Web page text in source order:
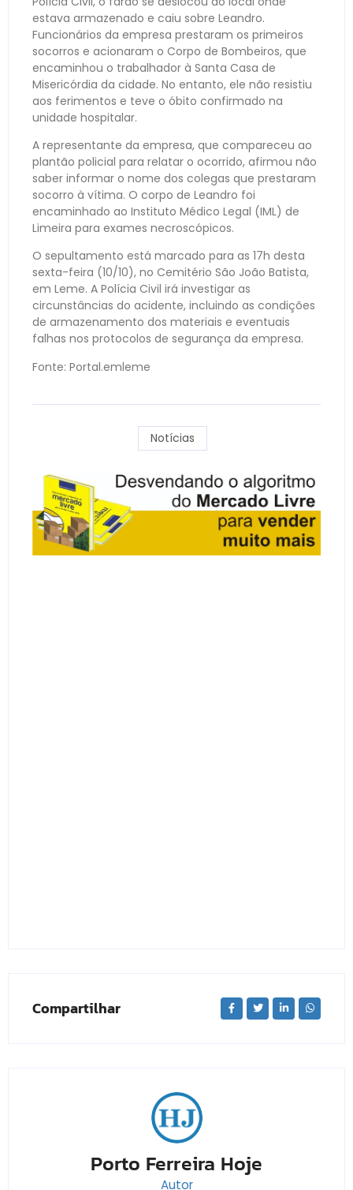
estava armazenado e caiu sobre Leandro.
Funcionários da empresa prestaram os primeiros
socorros e acionaram o Corpo de Bombeiros, que
encaminhou o trabalhador à Santa Casa de
Misericórdia da cidade. No entanto, ele não resistiu
aos ferimentos e teve o óbito confirmado na
unidade hospitalar.
A representante da empresa, que compareceu ao
plantão policial para relatar o ocorrido, afirmou não
saber informar o nome dos colegas que prestaram
socorro à vítima. O corpo de Leandro foi
encaminhado ao Instituto Médico Legal (IML) de
Limeira para exames necroscópicos.
O sepultamento está marcado para as 17h desta
sexta-feira (10/10), no Cemitério São João Batista,
em Leme. A Polícia Civil irá investigar as
circunstâncias do acidente, incluindo as condições
de armazenamento dos materiais e eventuais
falhas nos protocolos de segurança da empresa.
Fonte: Portal.emleme
Notícias
Compartilhar
Porto Ferreira Hoje
Autor